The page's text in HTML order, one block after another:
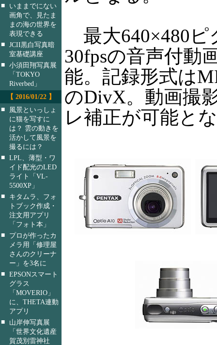
■
いままでにない
画角で、見たま
まの海の世界を
表現できる
■ JCII黒白写真暗
室基礎講座
■ 小須田翔写真展
「TOKYO
Riverbed」
【 2016/01/22 】
■
風景といっしょ
に猫を写すに
は？ 雲の動きを
活かして風景を
撮るには？
■ LPL、薄型・ワ
イド配光のLED
ライト「VL-
5500XP」
■
キタムラ、フォ
トブック作成・
注文用アプリ
「フォト本」
■
プロが作ったカ
メラ用「修理屋
さんのクリーナ
ー」を3名に
■ EPSONスマート
グラス
「MOVERIO」
に、THETA連動
アプリ
■
山岸伸写真展
「世界文化遺産
賀茂別雷神社
最大640×480ピ
30fpsの音声付動
能。記録形式は
のDivX。動画撮
レ補正が可能と